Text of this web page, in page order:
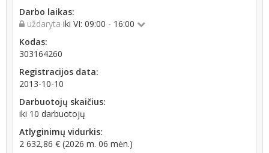
Darbo laikas:
uždaryta iki VI: 09:00 - 16:00
Kodas:
303164260
Registracijos data:
2013-10-10
Darbuotojų skaičius:
iki 10 darbuotojų
Atlyginimų vidurkis:
2 632,86 € (2026 m. 06 mėn.)